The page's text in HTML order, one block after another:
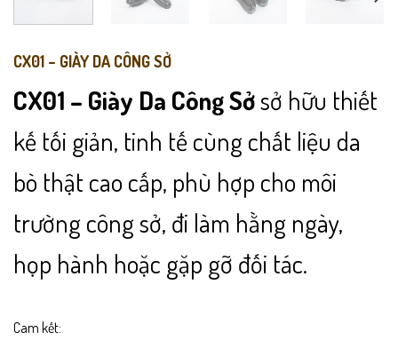
CX01 – GIÀY DA CÔNG SỞ
CX01 – Giày Da Công Sởsở hữu thiết
kế tối giản, tinh tế cùng chất liệu da
bò thật cao cấp, phù hợp cho môi
trường công sở, đi làm hằng ngày,
họp hành hoặc gặp gỡ đối tác.
Cam kết: